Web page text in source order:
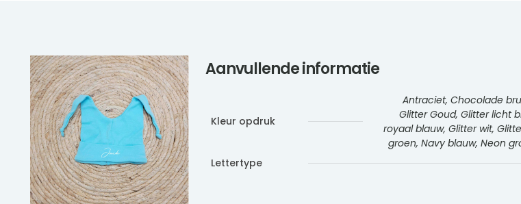
Aanvullende informatie
Kleur opdruk
Antraciet, Chocolade
Glitter Goud, Glitter licht
royaal blauw, Glitter wit,
groen, Navy blauw, Neon
Lettertype